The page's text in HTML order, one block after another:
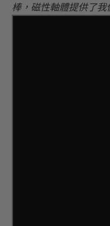
棒，磁性軸體提供了我